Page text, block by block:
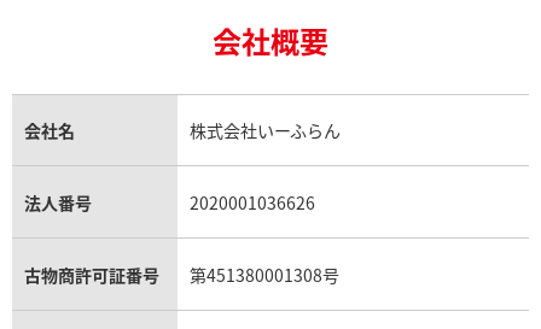
金貨買取
貴金属買取
銀・シルバー買取
パラジウム買取
トパーズ買取
タンザナイト買取
キャッツアイ買取
アクアマリン買取
ロレックス エクスプローラー買取
ロレックス デイトジャスト買取
パテック フィリップノーチラス買取
ヴァシュロン・コンスタンタン買取
オメガ買取
シャネル マトラッセ買取
セリーヌ買取
プラダ買取
ヴァンクリーフ＆アーペル買取
ショーメ買取
ダミアーニ買取
モーブッサン買取
会社概要
会社名 株式会社いーふらん
法人番号 2020001036626
古物商許可証番号 第451380001308号